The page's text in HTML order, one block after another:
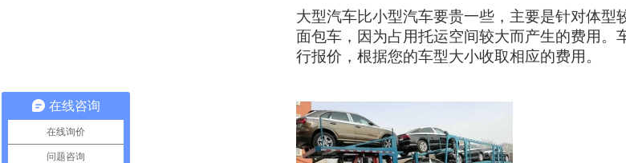
大型汽车比小型汽车要贵一些，主要是针对体型
面包车，因为占用托运空间较大而产生的费用。
行报价，根据您的车型大小收取相应的费用。
在线咨询
在线询价
问题咨询